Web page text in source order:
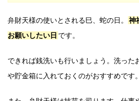
弁財天様の使いとされる巳、蛇の日。
神
お願いしたい日 です。
できれば銭洗いも行いましょう。洗った
や貯金箱に入れておくのがおすすめです。